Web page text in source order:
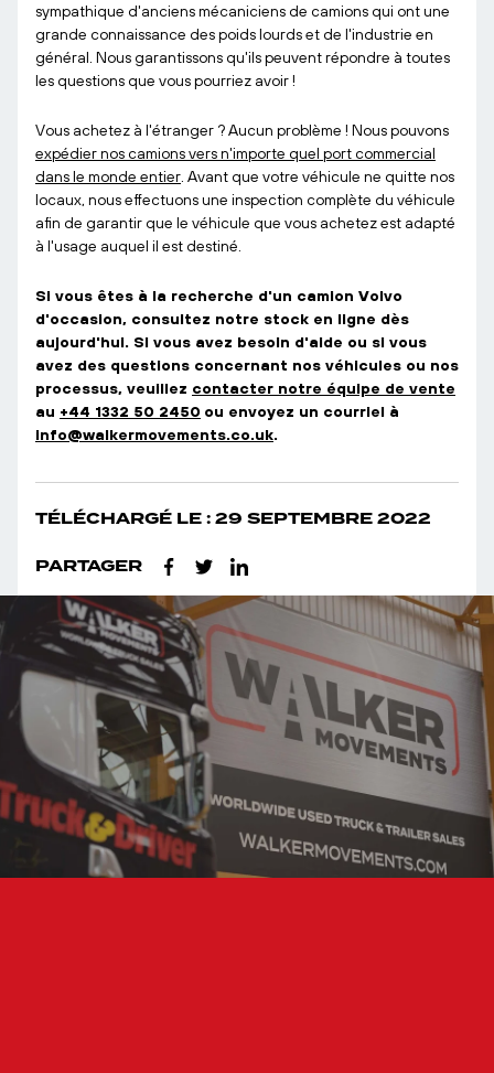
sympathique d'anciens mécaniciens de camions qui ont une
grande connaissance des poids lourds et de l'industrie en
général. Nous garantissons qu'ils peuvent répondre à toutes
les questions que vous pourriez avoir !
Vous achetez à l'étranger ? Aucun problème ! Nous pouvons
expédier nos camions vers n'importe quel port commercial
dans le monde entier . Avant que votre véhicule ne quitte nos
locaux, nous effectuons une inspection complète du véhicule
afin de garantir que le véhicule que vous achetez est adapté
à l'usage auquel il est destiné.
Si vous êtes à la recherche d'un camion Volvo
d'occasion, consultez notre stock en ligne dès
aujourd'hui. Si vous avez besoin d'aide ou si vous
avez des questions concernant nos véhicules ou nos
processus, veuillez contacter notre équipe de vente
au +44 1332 50 2450 ou envoyez un courriel à
info@walkermovements.co.uk.
TÉLÉCHARGÉ LE : 29 SEPTEMBRE 2022
PARTAGER